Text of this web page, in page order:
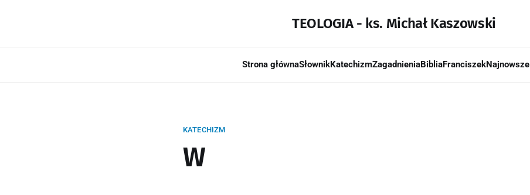
TEOLOGIA - ks. Michał Kaszowski
Strona głównaSłownikKatechizmZagadnieniaBibliaFranciszekNajnowsze
KATECHIZM
W